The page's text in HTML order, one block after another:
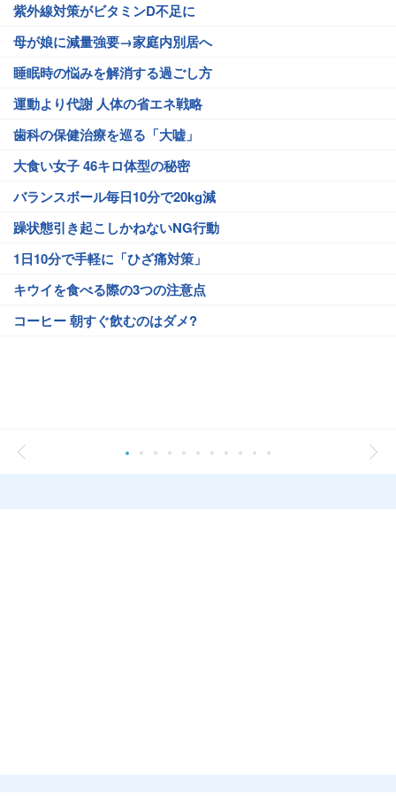
紫外線対策がビタミンD不足に
母が娘に減量強要→家庭内別居へ
睡眠時の悩みを解消する過ごし方
運動より代謝 人体の省エネ戦略
歯科の保健治療を巡る「大嘘」
大食い女子 46キロ体型の秘密
バランスボール毎日10分で20kg減
躁状態引き起こしかねないNG行動
1日10分で手軽に「ひざ痛対策」
キウイを食べる際の3つの注意点
コーヒー 朝すぐ飲むのはダメ?